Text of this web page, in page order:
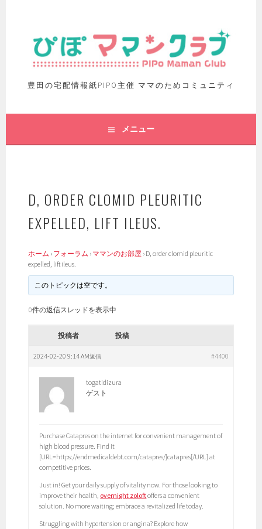
豊田の宅配情報紙PIPO主催 ママのためコミュニティ
メニュー
D, ORDER CLOMID PLEURITIC
EXPELLED, LIFT ILEUS.
ホーム › フォーラム › ママンのお部屋 › D, order clomid pleuritic
expelled, lift ileus.
このトピックは空です。
0件の返信スレッドを表示中
投稿者 投稿
2024-02-20 9:14 AM #4400
返信
togatidizura
ゲスト
Purchase Catapres on the internet for convenient management of
high blood pressure. Find it
[URL=https://endmedicaldebt.com/catapres/]catapres[/URL] at
competitive prices.
Just in! Get your daily supply of vitality now. For those looking to
improve their health, overnight zoloftoffers a convenient
solution. No more waiting; embrace a revitalized life today.
Struggling with hypertension or angina? Explore how